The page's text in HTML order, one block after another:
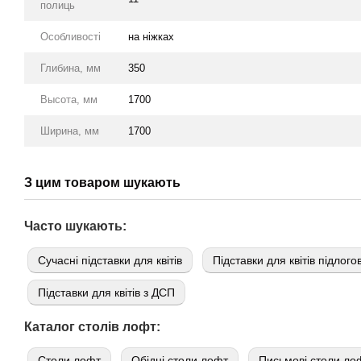
полиць
Особливості на ніжках
Глибина, мм 350
Высота, мм 1700
Ширина, мм 1700
З цим товаром шукають
Часто шукають:
Сучасні підставки для квітів Підставки для квітів
Підставки для квітів з ДСП
Каталог столів лофт: